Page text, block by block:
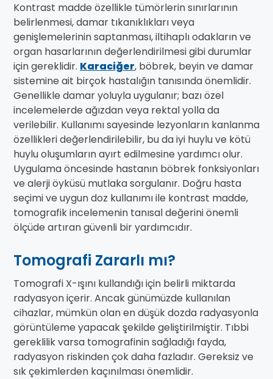
Kontrast madde özellikle tümörlerin sınırlarının
belirlenmesi, damar tıkanıklıkları veya
genişlemelerinin saptanması, iltihaplı odakların ve
organ hasarlarının değerlendirilmesi gibi durumlar
için gereklidir. Karaciğer, böbrek, beyin ve damar
sistemine ait birçok hastalığın tanısında önemlidir.
Genellikle damar yoluyla uygulanır; bazı özel
incelemelerde ağızdan veya rektal yolla da
verilebilir. Kullanımı sayesinde lezyonların kanlanma
özellikleri değerlendirilebilir, bu da iyi huylu ve kötü
huylu oluşumların ayırt edilmesine yardımcı olur.
Uygulama öncesinde hastanın böbrek fonksiyonları
ve alerji öyküsü mutlaka sorgulanır. Doğru hasta
seçimi ve uygun doz kullanımı ile kontrast madde,
tomografik incelemenin tanısal değerini önemli
ölçüde artıran güvenli bir yardımcıdır.
Tomografi Zararlı mı?
Tomografi X-ışını kullandığı için belirli miktarda
radyasyon içerir. Ancak günümüzde kullanılan
cihazlar, mümkün olan en düşük dozda radyasyonla
görüntüleme yapacak şekilde geliştirilmiştir. Tıbbi
gereklilik varsa tomografinin sağladığı fayda,
radyasyon riskinden çok daha fazladır. Gereksiz ve
sık çekimlerden kaçınılması önemlidir.